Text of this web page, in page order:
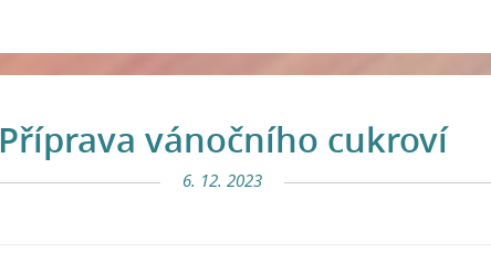
Příprava vánočního cukroví
6. 12. 2023